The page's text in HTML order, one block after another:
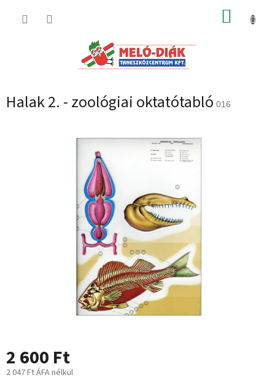
KOSÁR
Halak 2. - zoológiai oktatótabló 016
2 600 Ft
2 047 Ft ÁFA nélkül